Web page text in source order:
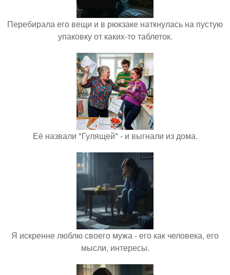
Перебирала его вещи и в рюкзаке наткнулась на пустую
упаковку от каких-то таблеток.
Её назвали "Гулящей" - и выгнали из дома.
Я искренне люблю своего мужа - его как человека, его
мысли, интересы.